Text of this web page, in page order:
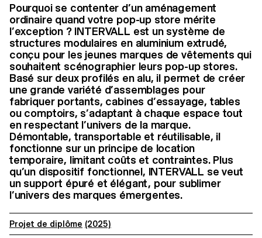
Pourquoi se contenter d’un aménagement
ordinaire quand votre pop-up store mérite
l’exception ? INTERVALL est un système de
structures modulaires en aluminium extrudé,
conçu pour les jeunes marques de vêtements qui
souhaitent scénographier leurs pop-up stores.
Basé sur deux profilés en alu, il permet de créer
une grande variété d’assemblages pour
fabriquer portants, cabines d’essayage, tables
ou comptoirs, s’adaptant à chaque espace tout
en respectant l’univers de la marque.
Démontable, transportable et réutilisable, il
fonctionne sur un principe de location
temporaire, limitant coûts et contraintes. Plus
qu’un dispositif fonctionnel, INTERVALL se veut
un support épuré et élégant, pour sublimer
l’univers des marques émergentes.
Projet de diplôme (2025)